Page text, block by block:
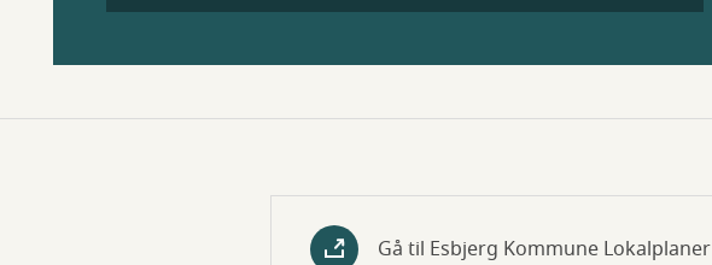
Gå til Esbjerg Kommune Lokalplaner